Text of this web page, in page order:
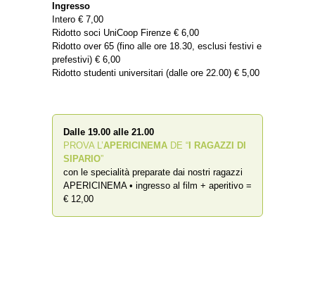
Ingresso
Intero € 7,00
Ridotto soci UniCoop Firenze € 6,00
Ridotto over 65 (fino alle ore 18.30, esclusi festivi e
prefestivi) € 6,00
Ridotto studenti universitari (dalle ore 22.00) € 5,00
Dalle 19.00 alle 21.00
PROVA L’APERICINEMA DE “ I RAGAZZI DI
SIPARIO”
con le specialità preparate dai nostri ragazzi
APERICINEMA • ingresso al film + aperitivo =
€ 12,00